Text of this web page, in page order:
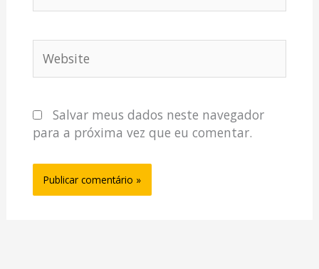
Salvar meus dados neste navegador
para a próxima vez que eu comentar.